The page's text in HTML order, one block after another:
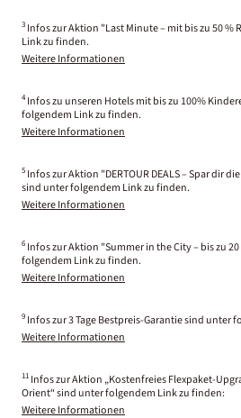
3 Infos zur Aktion "Last Minute – mit bis zu 50
Link zu finden.
Weitere Informationen
4 Infos zu unseren Hotels mit bis zu 100%
folgendem Link zu finden.
Weitere Informationen
5 Infos zur Aktion "DERTOUR DEALS – Spar dir
sind unter folgendem Link zu finden.
Weitere Informationen
6 Infos zur Aktion "Summer in the City – bis zu
folgendem Link zu finden.
Weitere Informationen
9 Infos zur 3 Tage Bestpreis-Garantie sind unter
Weitere Informationen
11 Infos zur Aktion „Kostenfreies Flexpaket-
Orient“ sind unter folgendem Link zu finden:
Weitere Informationen